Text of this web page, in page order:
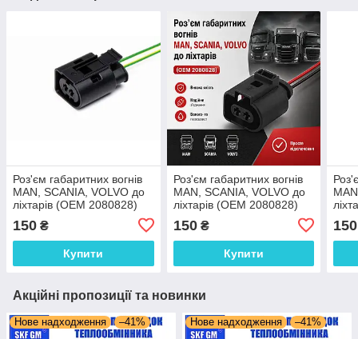
Роз'єм габаритних вогнів
MAN, SCANIA, VOLVO до
ліхтарів (OEM 2080828)
150 ₴
Купити
Роз'єм габаритних вогнів
MAN, SCANIA, VOLVO до
ліхтарів (OEM 2080828)
150₴
Купити
150
Акційні пропозиції та новинки
Нове надходження –41% Нове надходження –41%